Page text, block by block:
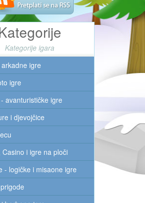
Kategorije igara
igre
igre
avanturističke igre
i djevojčice
Casino i igre na ploči
- logičke i misaone igre